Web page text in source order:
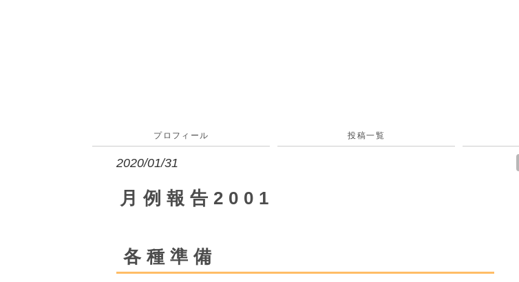
プロフィール 投稿一覧
2020/01/31
月例報告2001
各種準備